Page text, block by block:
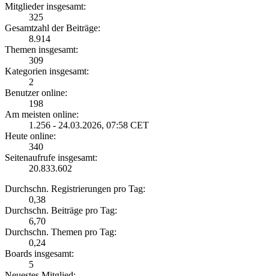
Mitglieder insgesamt:
325
Gesamtzahl der Beiträge:
8.914
Themen insgesamt:
309
Kategorien insgesamt:
2
Benutzer online:
198
Am meisten online:
1.256 - 24.03.2026, 07:58 CET
Heute online:
340
Seitenaufrufe insgesamt:
20.833.602
Durchschn. Registrierungen pro Tag:
0,38
Durchschn. Beiträge pro Tag:
6,70
Durchschn. Themen pro Tag:
0,24
Boards insgesamt:
5